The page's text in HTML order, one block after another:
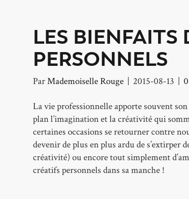
LES BIENFAITS
PERSONNELS
ParMademoiselle Rouge | 2015-08-13 |
La vie professionnelle apporte souvent
plan l’imagination et la créativité qui
certaines occasions se retourner contre
devenir de plus en plus ardu de s’extirper
créativité) ou encore tout simplement
créatifs personnels dans sa manche !